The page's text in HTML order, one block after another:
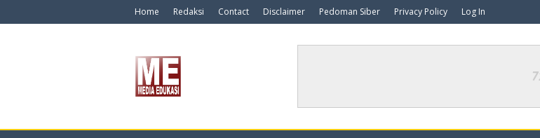
Home Redaksi Contact Disclaimer Pedoman Siber Privacy Policy Log In